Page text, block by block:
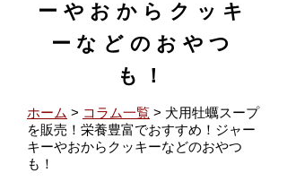
ーやおからクッキ
ーなどのおやつ
も！
ホーム > コラム一覧 > 犬用牡蠣スープ
を販売！栄養豊富でおすすめ！ジャー
キーやおからクッキーなどのおやつ
も！